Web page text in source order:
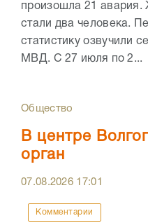
произошла 21 авария.
стали два человека.
статистику озвучили
МВД. С 27 июля по 2...
Общество
В центре
орган
07.08.2026 17:01
Комментарии